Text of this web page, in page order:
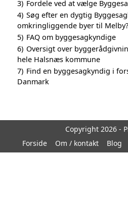
3) Fordele ved at vælge
4) Søg efter en dygtig
omkringliggende byer til Melby?
5) FAQ om byggesagkyndige
6) Oversigt over
hele Halsnæs kommune
7) Find en byggesagkyndig i
Danmark
Copyright 2026 -
Forside
Om / kontakt Blog